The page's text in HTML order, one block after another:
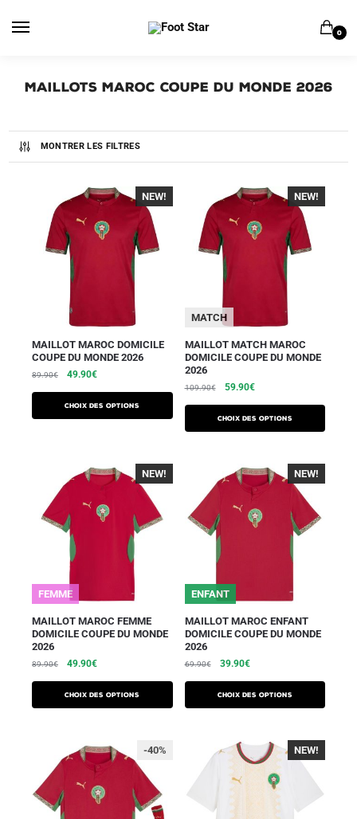
0
Maillots Maroc Coupe du Monde 2026
MONTRER LES FILTRES
-40%
NEW!
MAILLOT MAROC DOMICILE
COUPE DU MONDE 2026
89.90€ 49.90€
Choix des options
-40%
NEW!
MATCH
MAILLOT MATCH MAROC
DOMICILE COUPE DU MONDE
2026
109.90€ 59.90€
Choix des options
-40%
NEW!
FEMME
MAILLOT MAROC FEMME
DOMICILE COUPE DU MONDE
2026
89.90€ 49.90€
Choix des options
-40%
NEW!
ENFANT
MAILLOT MAROC ENFANT
DOMICILE COUPE DU MONDE
2026
69.90€ 39.90€
Choix des options
-40% -40%
NEW!